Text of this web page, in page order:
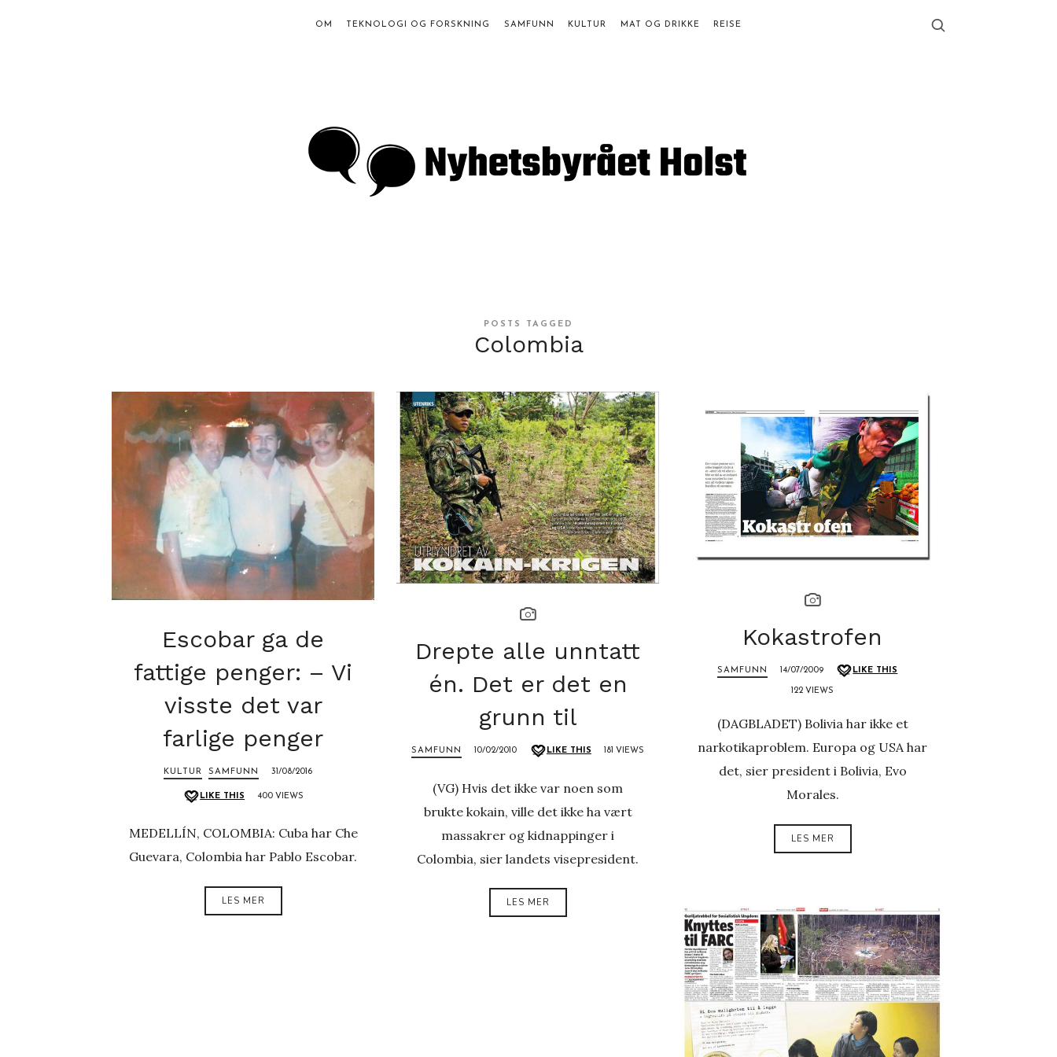
Holst
OM TEKNOLOGI OG FORSKNING SAMFUNN KULTUR MAT OG DRIKKE REISE
POSTS TAGGED
Colombia
Escobar ga de
fattige penger: – Vi
visste det var
farlige penger
KULTUR SAMFUNN 31/08/2016
LIKE THIS 400 VIEWS
MEDELLÍN, COLOMBIA: Cuba har Che
Guevara, Colombia har Pablo Escobar.
LES MER
Drepte alle unntatt
én. Det er det en
grunn til
SAMFUNN 10/02/2010 LIKE THIS 181 VIEWS
(VG) Hvis det ikke var noen som
brukte kokain, ville det ikke ha vært
massakrer og kidnappinger i
Colombia, sier landets visepresident.
LES MER
Kokastrofen
SAMFUNN 14/07/2009 LIKE THIS
122 VIEWS
(DAGBLADET) Bolivia har ikke et
narkotikaproblem. Europa og USA har
det, sier president i Bolivia, Evo
Morales.
LES MER